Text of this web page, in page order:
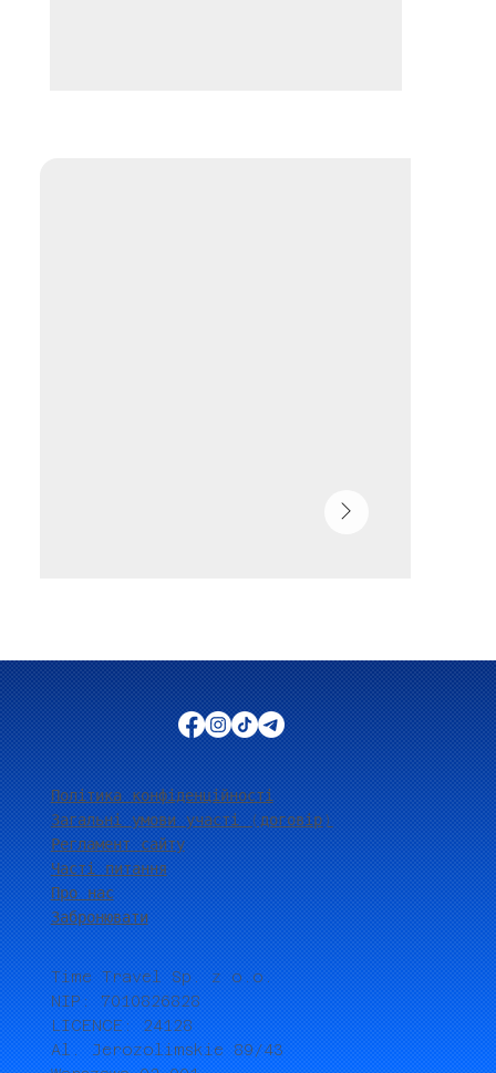
Політика конфіденційності
Загальні умови участі (договір)
Регламент сайту
Часті питання
Про нас
Забронювати
Time Travel Sp. z o.o.
NIP: 7010826828
LICENCE: 24128
Al. Jerozolimskie 89/43